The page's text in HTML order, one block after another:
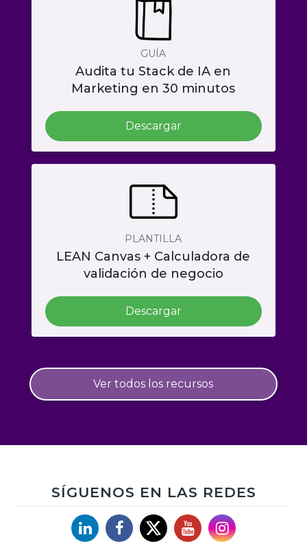
GUÍA
Audita tu Stack de IA en
Marketing en 30 minutos
Descargar
PLANTILLA
LEAN Canvas + Calculadora de
validación de negocio
Descargar
Ver todos los recursos
SÍGUENOS EN LAS REDES
LinkedinFacebook
X YouTubeInstagram